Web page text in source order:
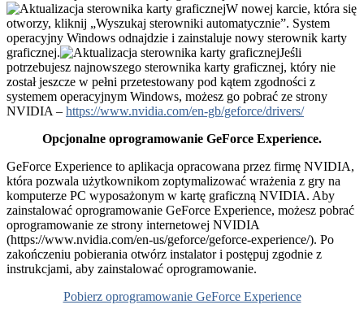
W nowej karcie, która się
otworzy, kliknij „Wyszukaj sterowniki automatycznie”. System
operacyjny Windows odnajdzie i zainstaluje nowy sterownik karty
graficznej.
Jeśli
potrzebujesz najnowszego sterownika karty graficznej, który nie
został jeszcze w pełni przetestowany pod kątem zgodności z
systemem operacyjnym Windows, możesz go pobrać ze strony
NVIDIA – https://www.nvidia.com/en-gb/geforce/drivers/
Opcjonalne oprogramowanie GeForce Experience.
GeForce Experience to aplikacja opracowana przez firmę NVIDIA,
która pozwala użytkownikom zoptymalizować wrażenia z gry na
komputerze PC wyposażonym w kartę graficzną NVIDIA. Aby
zainstalować oprogramowanie GeForce Experience, możesz pobrać
oprogramowanie ze strony internetowej NVIDIA
(https://www.nvidia.com/en-us/geforce/geforce-experience/). Po
zakończeniu pobierania otwórz instalator i postępuj zgodnie z
instrukcjami, aby zainstalować oprogramowanie.
Pobierz oprogramowanie GeForce Experience